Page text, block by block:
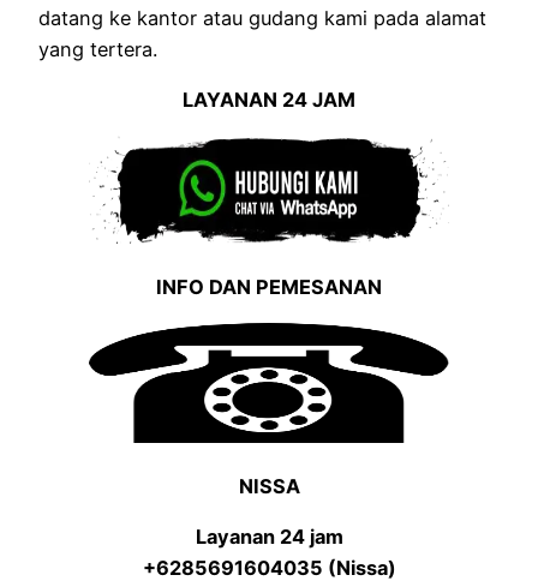
datang ke kantor atau gudang kami pada alamat
yang tertera.
LAYANAN 24 JAM
INFO DAN PEMESANAN
NISSA
Layanan 24 jam
+6285691604035 (Nissa)